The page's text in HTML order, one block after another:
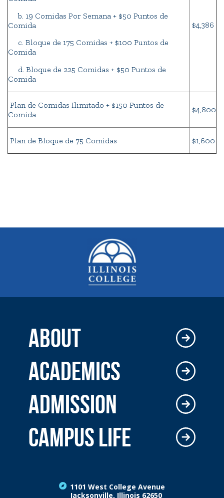
b. 19 Comidas Por Semana + $50 Puntos de
Comida
c. Bloque de 175 Comidas + $100 Puntos de
Comida
d. Bloque de 225 Comidas + $50 Puntos de
Comida
$4,386
Plan de Comidas Ilimitado + $150 Puntos de
Comida
$4,800
Plan de Bloque de 75 Comidas $1,600
1101 West College Avenue
Jacksonville, Illinois 62650
ABOUT
ACADEMICS
ADMISSION
CAMPUS LIFE